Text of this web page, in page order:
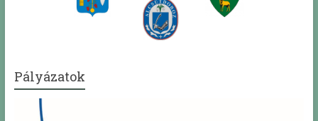
Pályázatok